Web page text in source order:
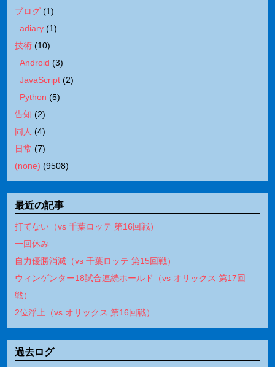
ブログ (1)
adiary (1)
技術 (10)
Android (3)
JavaScript (2)
Python (5)
告知 (2)
同人 (4)
日常 (7)
(none) (9508)
最近の記事
打てない（vs 千葉ロッテ 第16回戦）
一回休み
自力優勝消滅（vs 千葉ロッテ 第15回戦）
ウィンゲンター18試合連続ホールド（vs オリックス 第17回
戦）
2位浮上（vs オリックス 第16回戦）
過去ログ